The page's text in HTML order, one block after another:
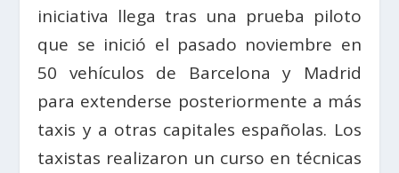
iniciativa llega tras una prueba piloto
que se inició el pasado noviembre en
50 vehículos de Barcelona y Madrid
para extenderse posteriormente a más
taxis y a otras capitales españolas. Los
taxistas realizaron un curso en técnicas